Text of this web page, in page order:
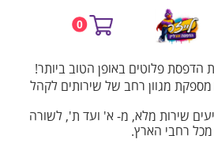
0 שלנו פלוטים
פלוטים באופן הטוב ביותר!
מגוון רחב של שירותים לקהל
שירות מלא, מ- א' ועד ת', לשורה
רחבי הארץ.